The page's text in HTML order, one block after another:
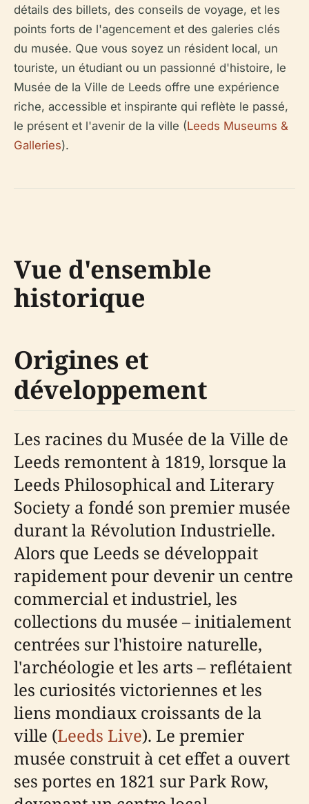
détails des billets, des conseils de voyage, et les
points forts de l'agencement et des galeries clés
du musée. Que vous soyez un résident local, un
touriste, un étudiant ou un passionné d'histoire, le
Musée de la Ville de Leeds offre une expérience
riche, accessible et inspirante qui reflète le passé,
le présent et l'avenir de la ville (Leeds Museums &
Galleries).
Vue d'ensemble
historique
Origines et
développement
Les racines du Musée de la Ville de
Leeds remontent à 1819, lorsque la
Leeds Philosophical and Literary
Society a fondé son premier musée
durant la Révolution Industrielle.
Alors que Leeds se développait
rapidement pour devenir un centre
commercial et industriel, les
collections du musée – initialement
centrées sur l'histoire naturelle,
l'archéologie et les arts – reflétaient
les curiosités victoriennes et les
liens mondiaux croissants de la
ville (Leeds Live). Le premier
musée construit à cet effet a ouvert
ses portes en 1821 sur Park Row,